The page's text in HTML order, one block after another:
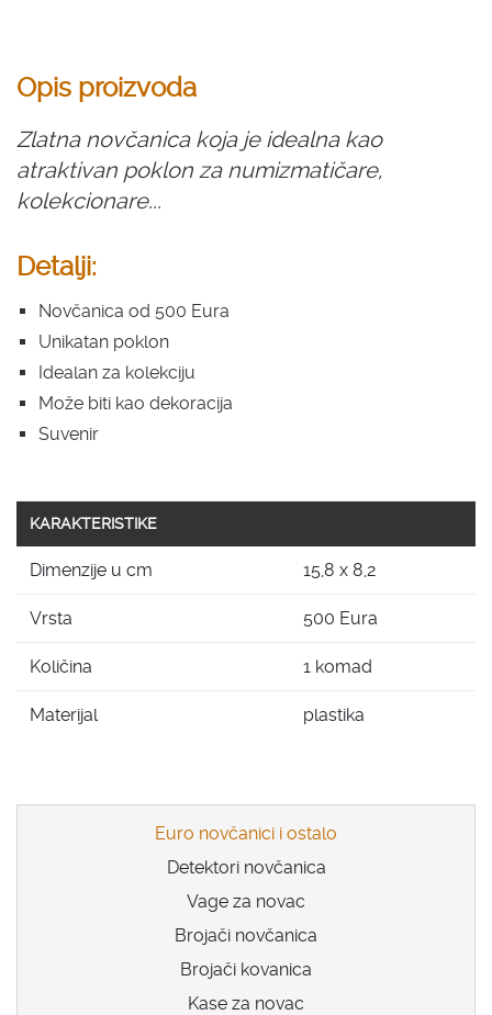
Opis proizvoda
Zlatna novčanica koja je idealna kao
atraktivan poklon za numizmatičare,
kolekcionare...
Detalji:
Novčanica od 500 Eura
Unikatan poklon
Idealan za kolekciju
Može biti kao dekoracija
Suvenir
KARAKTERISTIKE
Dimenzije u cm 15,8 x 8,2
Vrsta 500 Eura
Količina 1 komad
Materijal plastika
Euro novčanici i ostalo
Detektori novčanica
Vage za novac
Brojači novčanica
Brojači kovanica
Kase za novac